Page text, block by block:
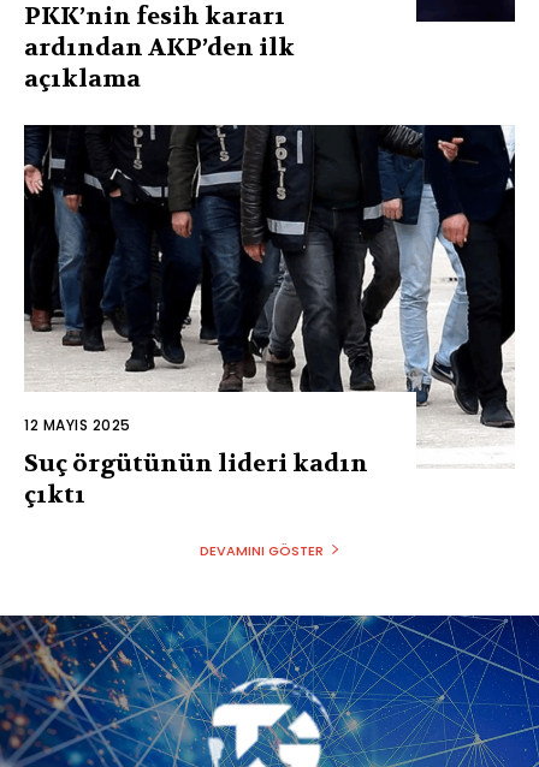
PKK’nin fesih kararı
ardından AKP’den ilk
açıklama
12 MAYIS 2025
Suç örgütünün lideri kadın
çıktı
DEVAMINI GÖSTER